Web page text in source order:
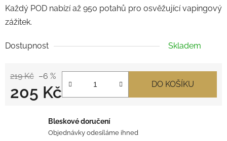
Každý POD nabízí až 950 potahů pro osvěžující vapingový
zážitek.
Dostupnost Skladem
219 Kč –6 %
205 Kč DO KOŠÍKU
Bleskové doručení
Objednávky odesíláme ihned